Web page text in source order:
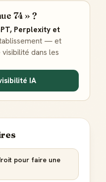
74 » ?
Perplexity et
— et
dans les
IA
pour faire une